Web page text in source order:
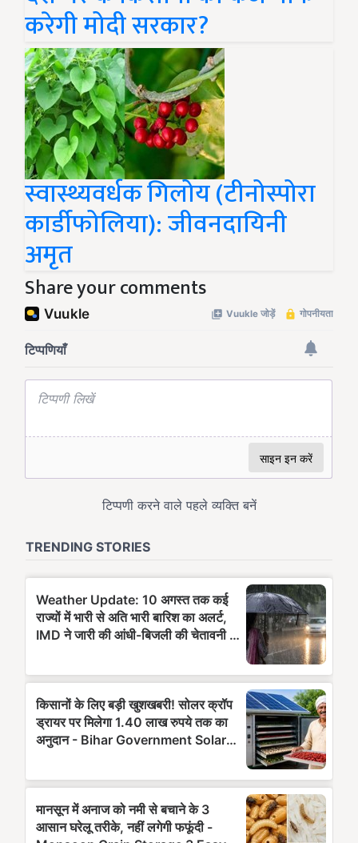
करेगी मोदी सरकार?
स्वास्थ्यवर्धक गिलोय (टीनोस्पोरा
कार्डीफोलिया): जीवनदायिनी
अमृत
Share your comments